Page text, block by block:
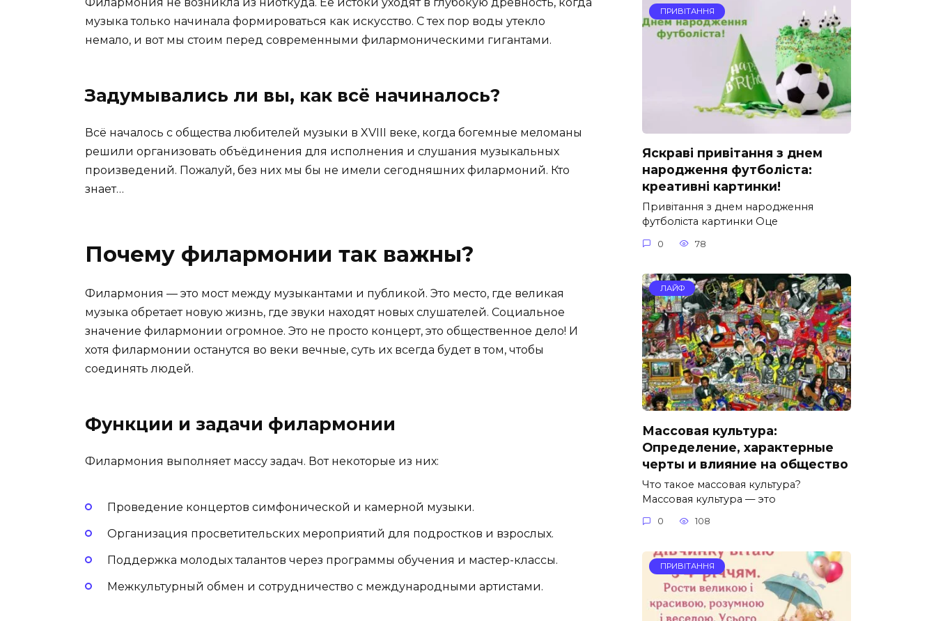
Филармония не возникла из ниоткуда. Её истоки уходят в глубокую древность, когда
музыка только начинала формироваться как искусство. С тех пор воды утекло
немало, и вот мы стоим перед современными филармоническими гигантами.
Задумывались ли вы, как всё начиналось?
Всё началось с общества любителей музыки в XVIII веке, когда богемные меломаны
решили организовать объёдинения для исполнения и слушания музыкальных
произведений. Пожалуй, без них мы бы не имели сегодняшних филармоний. Кто
знает…
Почему филармонии так важны?
Филармония — это мост между музыкантами и публикой. Это место, где великая
музыка обретает новую жизнь, где звуки находят новых слушателей. Социальное
значение филармонии огромное. Это не просто концерт, это общественное дело! И
хотя филармонии останутся во веки вечные, суть их всегда будет в том, чтобы
соединять людей.
Функции и задачи филармонии
Филармония выполняет массу задач. Вот некоторые из них:
Проведение концертов симфонической и камерной музыки.
Организация просветительских мероприятий для подростков и взрослых.
Поддержка молодых талантов через программы обучения и мастер-классы.
Межкультурный обмен и сотрудничество с международными артистами.
ПРИВІТАННЯ
Яскраві привітання з днем
народження футболіста:
креативні картинки!
Привітання з днем народження
футболіста картинки Оце
0 78
ЛАЙФ
Массовая культура:
Определение, характерные
черты и влияние на общество
Что такое массовая культура?
Массовая культура — это
0 108
ПРИВІТАННЯ